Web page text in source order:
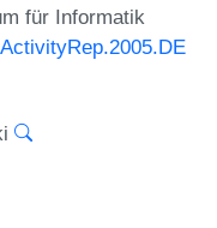
für Informatik